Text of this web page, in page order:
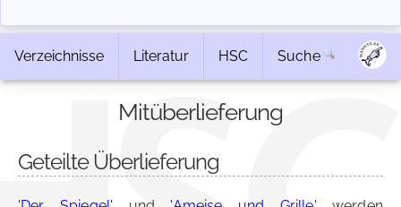
Verzeichnisse Literatur HSC Suche
Mitüberlieferung
Geteilte Überlieferung